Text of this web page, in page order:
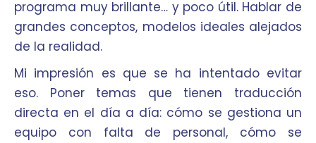
programa muy brillante… y poco útil. Hablar de
grandes conceptos, modelos ideales alejados
de la realidad.
Mi impresión es que se ha intentado evitar
eso. Poner temas que tienen traducción
directa en el día a día: cómo se gestiona un
equipo con falta de personal, cómo se